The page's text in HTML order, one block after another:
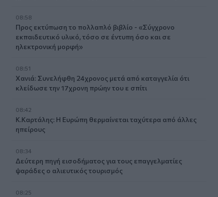
08:58
Προς εκτύπωση το πολλαπλό βιβλίο - «Σύγχρονο
εκπαιδευτικό υλικό, τόσο σε έντυπη όσο και σε
ηλεκτρονική μορφή»
08:51
Χανιά: Συνελήφθη 24χρονος μετά από καταγγελία ότι
κλείδωσε την 17χρονη πρώην του ε σπίτι
08:42
Κ.Καρτάλης: Η Ευρώπη θερμαίνεται ταχύτερα από άλλες
ηπείρους
08:34
Δεύτερη πηγή εισοδήματος για τους επαγγελματίες
ψαράδες ο αλιευτικός τουρισμός
08:25